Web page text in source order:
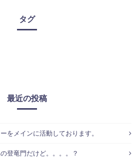
タグ
最近の投稿
をメインに活動しております。
登竜門だけど。。。。？